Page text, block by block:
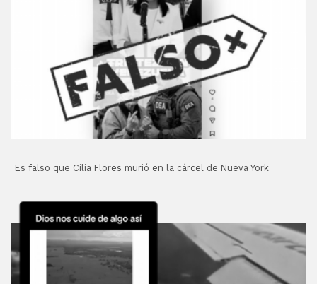
Es falso que Cilia Flores murió en la cárcel de Nueva York